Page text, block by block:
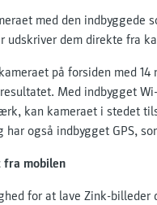
med den indbyggede
udskriver dem direkte fra
på forsiden med
Med indbygget
kan kameraet i stedet
også indbygget GPS,
fra mobilen
for at lave Zink-